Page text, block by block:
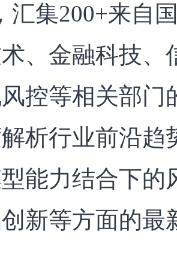
汇集200+来自
、金融科技、
控等相关部门
析行业前沿
能力结合下的
新等方面的最